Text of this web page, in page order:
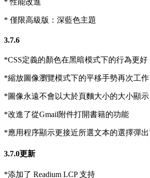
* 僅限高級版：深藍色主題
3.7.6
*CSS定義的顏色在黑暗模式下的行為更好
*縮放圖像瀏覽模式下的平移手勢再次工作
*圖像永遠不會以大於頁麵大小的大小顯示
*改進了從Gmail附件打開書籍的功能
*應用程序顯示更接近所選文本的選擇彈出
3.7.0更新
*添加了 Readium LCP 支持